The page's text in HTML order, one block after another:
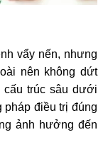
vẩy nến, nhưng
nên không dứt
cấu trúc sâu dưới
điều trị đúng
ảnh hưởng đến